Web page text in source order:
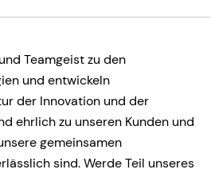
Teamgeist zu den
und entwickeln
der Innovation und der
ehrlich zu unseren Kunden und
gemeinsamen
sind. Werde Teil unseres